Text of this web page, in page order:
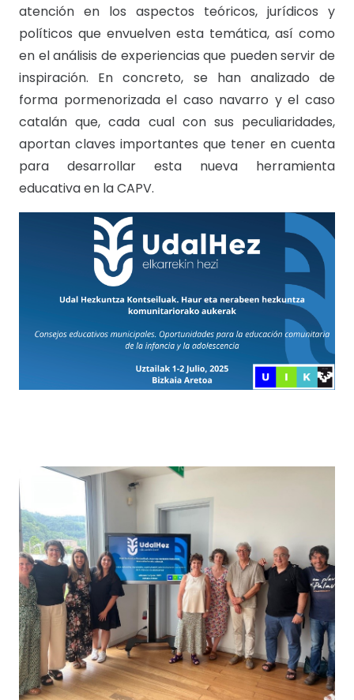
atención en los aspectos teóricos, jurídicos y
políticos que envuelven esta temática, así como
en el análisis de experiencias que pueden servir de
inspiración. En concreto, se han analizado de
forma pormenorizada el caso navarro y el caso
catalán que, cada cual con sus peculiaridades,
aportan claves importantes que tener en cuenta
para desarrollar esta nueva herramienta
educativa en la CAPV.